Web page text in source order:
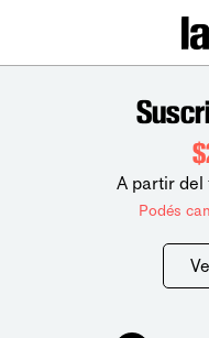
A partir del
Podés